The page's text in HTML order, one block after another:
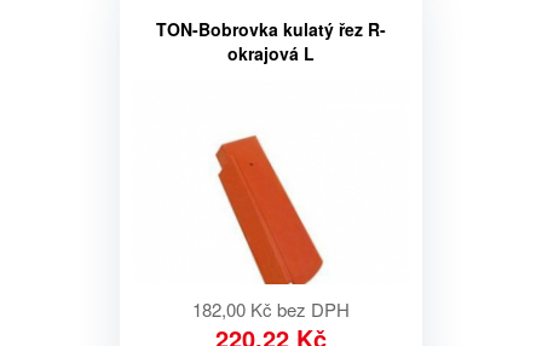
TON-Bobrovka kulatý řez R-
okrajová L
182,00 Kč bez DPH
220,22 Kč